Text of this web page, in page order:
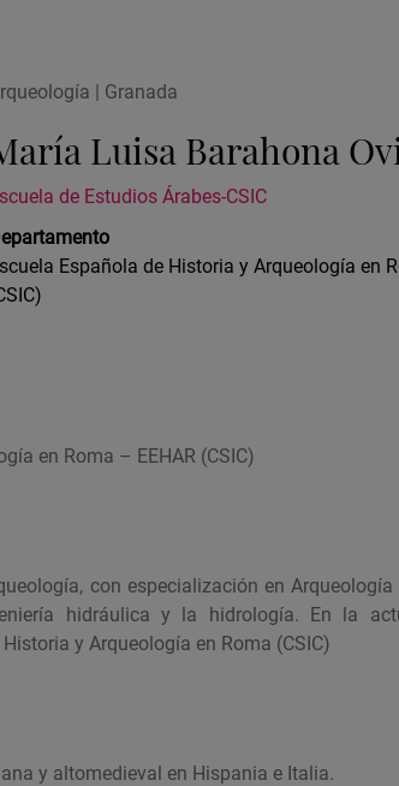
| Granada
Luisa Barahona
de Estudios Árabes-CSIC
Española de Historia y Arqueología en
en Roma – EEHAR (CSIC)
con especialización en
hidráulica y la hidrología. En la
y Arqueología en Roma (CSIC)
y altomedieval en Hispania e Italia.